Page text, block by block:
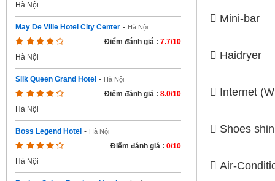
Hà Nội
May De Ville Hotel City Center - Hà Nội
Điểm đánh giá : 7.7/10
Hà Nội
Silk Queen Grand Hotel - Hà Nội
Điểm đánh giá : 8.0/10
Hà Nội
Boss Legend Hotel - Hà Nội
Điểm đánh giá : 0/10
Hà Nội
 Mini-bar
 Haidryer
 Internet
 Shoes
 Air-